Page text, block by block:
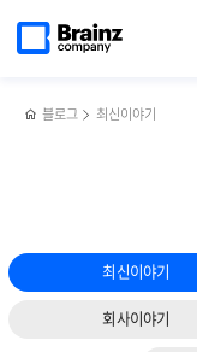
페이지로
블로그 최신이야기
최신이야기
회사이야기